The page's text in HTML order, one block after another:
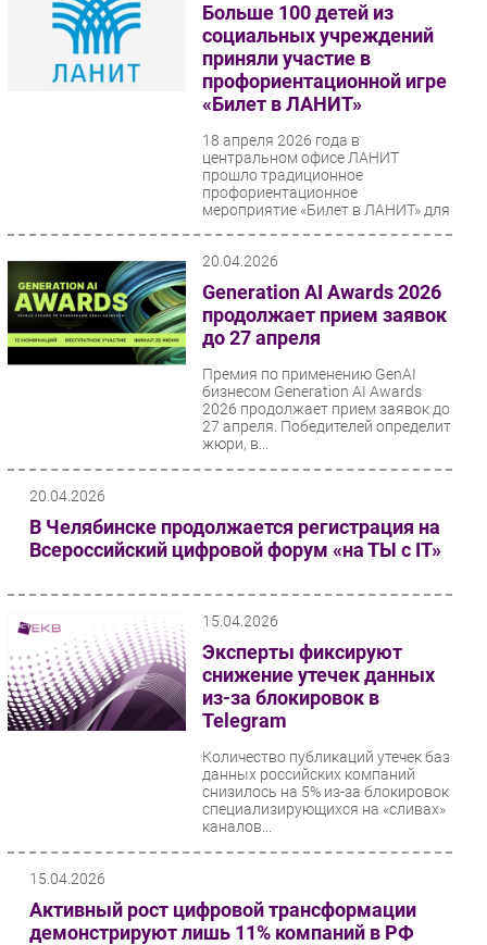
Больше 100 детей из
социальных учреждений
приняли участие в
профориентационной игре
«Билет в ЛАНИТ»
18 апреля 2026 года в
центральном офисе ЛАНИТ
прошло традиционное
профориентационное
мероприятие «Билет в ЛАНИТ» для
20.04.2026
Generation AI Awards 2026
продолжает прием заявок
до 27 апреля
Премия по применению GenAI
бизнесом Generation AI Awards
2026 продолжает прием заявок до
27 апреля. Победителей определит
жюри, в...
20.04.2026
В Челябинске продолжается регистрация на
Всероссийский цифровой форум «на ТЫ с IT»
15.04.2026
Эксперты фиксируют
снижение утечек данных
из-за блокировок в
Telegram
Количество публикаций утечек баз
данных российских компаний
снизилось на 5% из-за блокировок
специализирующихся на «сливах»
каналов...
15.04.2026
Активный рост цифровой трансформации
демонстрируют лишь 11% компаний в РФ